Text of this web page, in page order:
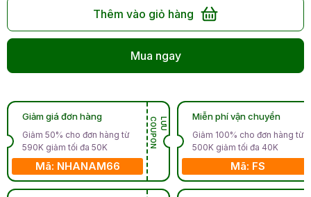
Thêm vào giỏ hàng
Mua ngay
Giảm giá đơn hàng
Giảm 50% cho đơn hàng từ
590K giảm tối đa 50K
Mã: NHANAM66
L
Ư
U
C
O
U
P
O
N
Miễn phí vận chuyển
Giảm 100% cho đơn hàng từ
500K giảm tối đa 40K
Mã: FS